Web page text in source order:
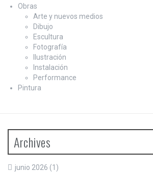
Obras
Arte y nuevos medios
Dibujo
Escultura
Fotografía
Ilustración
Instalación
Performance
Pintura
Archives
junio 2026 (1)